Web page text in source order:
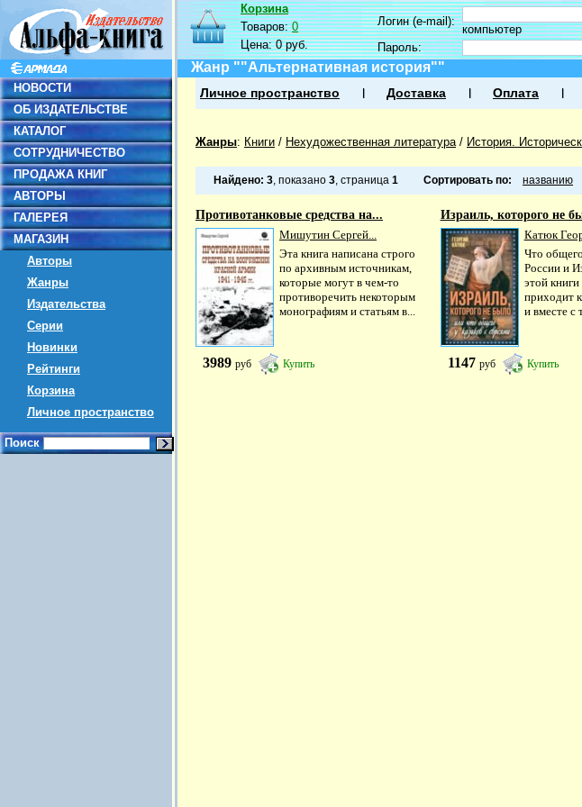
НОВОСТИ
ОБ ИЗДАТЕЛЬСТВЕ
КАТАЛОГ
СОТРУДНИЧЕСТВО
ПРОДАЖА КНИГ
АВТОРЫ
ГАЛЕРЕЯ
МАГАЗИН
Авторы
Жанры
Издательства
Серии
Новинки
Рейтинги
Корзина
Личное пространство
Поиск
Корзина
Товаров:0
Цена:0 руб.
Логин (e-mail):
компьютер
Пароль:
Жанр ""Альтернативная история""
Личное пространство Доставка Оплата
Жанры: Книги / Нехудожественная литература/ История.
Найдено: 3, показано 3, страница 1 Сортировать по: названию
Противотанковые средства на...
Мишутин Сергей...
Эта книга написана строго
по архивным источникам,
которые могут в чем-то
противоречить некоторым
монографиям и статьям в...
3989 руб Купить
Израиль, которого не
Катюк
Что
России и
этой
приходит
и вместе с
1147 руб Купить